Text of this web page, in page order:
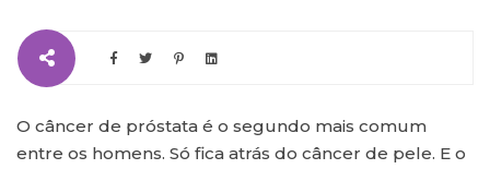
O câncer de próstata é o segundo mais comum
entre os homens. Só fica atrás do câncer de pele. E o